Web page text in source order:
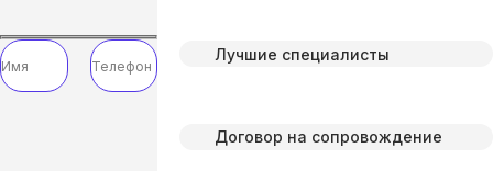
Лучшие специалисты
Договор на сопровождение